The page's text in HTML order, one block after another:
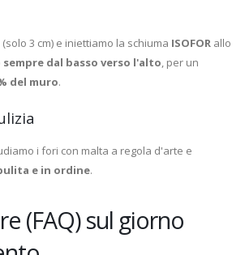
3 cm) e iniettiamo la schiuma ISOFOR allo
sempre dal basso verso l'alto, per un
del muro.
i fori con malta a regola d'arte e
e in ordine.
(FAQ) sul giorno